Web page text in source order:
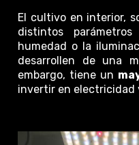
El cultivo en interior,
distintos
humedad o la
desarrollen de una
embargo, tiene un
invertir en electricidad